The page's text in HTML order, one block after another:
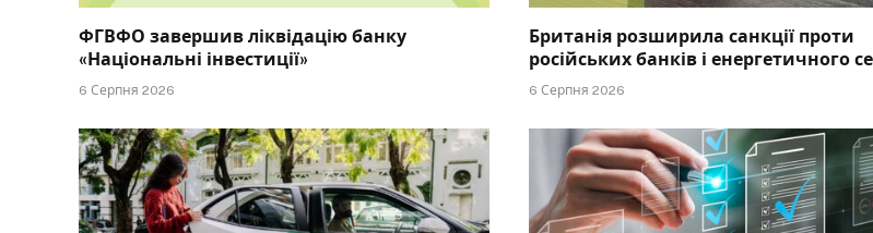
ФГВФО завершив ліквідацію банку
«Національні інвестиції»
6 Серпня 2026
Британія розширила санкції проти
російських банків і енергетичного
6 Серпня 2026